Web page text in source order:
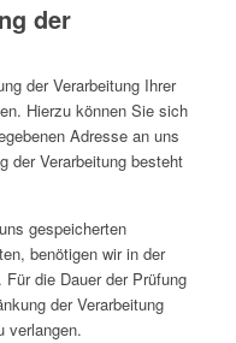
der
der Verarbeitung Ihrer
Hierzu können Sie sich
Adresse an uns
der Verarbeitung besteht
gespeicherten
benötigen wir in der
die Dauer der Prüfung
der Verarbeitung
verlangen.